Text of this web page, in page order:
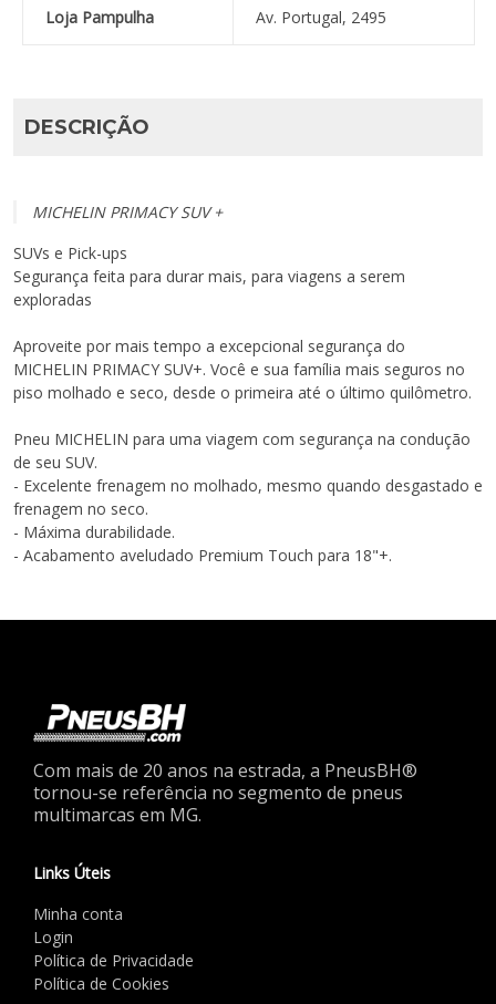
Loja Pampulha Av. Portugal, 2495
DESCRIÇÃO
MICHELIN PRIMACY SUV +
SUVs e Pick-ups
Segurança feita para durar mais, para viagens a serem
exploradas
Aproveite por mais tempo a excepcional segurança do
MICHELIN PRIMACY SUV+. Você e sua família mais seguros no
piso molhado e seco, desde o primeira até o último quilômetro.
Pneu MICHELIN para uma viagem com segurança na condução
de seu SUV.
- Excelente frenagem no molhado, mesmo quando desgastado e
frenagem no seco.
- Máxima durabilidade.
- Acabamento aveludado Premium Touch para 18"+.
Com mais de 20 anos na estrada, a PneusBH®
tornou-se referência no segmento de pneus
multimarcas em MG.
Links Úteis
Minha conta
Login
Política de Privacidade
Política de Cookies